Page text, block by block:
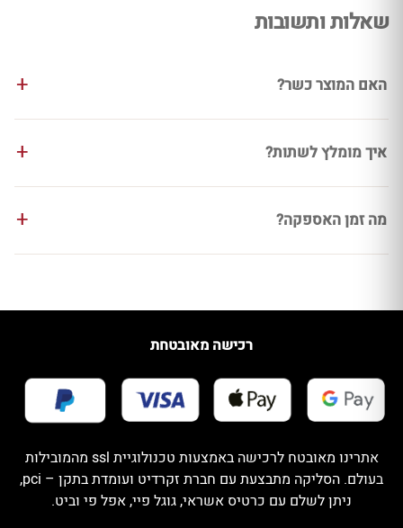
שאלות ותשובות
האם המוצר כשר?
איך מומלץ לשתות?
מה זמן האספקה?
רכישה מאובטחת
אתרינו מאובטח לרכישה באמצעות טכנולוגיית ssl מהמובילות
בעולם. הסליקה מתבצעת עם חברת זקרדיט ועומדת בתקן – pci,
ניתן לשלם עם כרטיס אשראי, גוגל פיי, אפל פי וביט.